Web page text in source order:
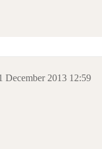
December 2013 12:59